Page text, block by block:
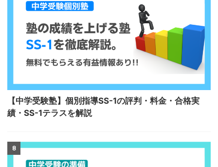
【中学受験塾】個別指導SS-1の評判・料金・合格実
績・SS-1テラスを解説
8